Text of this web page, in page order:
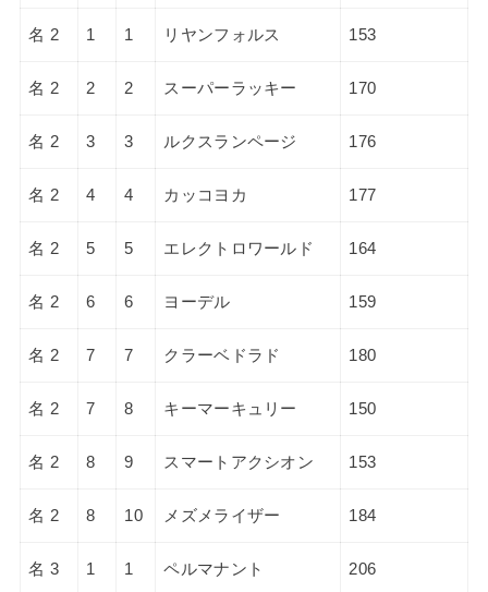
名 2 1 1 リヤンフォルス 153
名 2 2 2 スーパーラッキー 170
名 2 3 3 ルクスランページ 176
名 2 4 4 カッコヨカ 177
名 2 5 5 エレクトロワールド 164
名 2 6 6 ヨーデル 159
名 2 7 7 クラーベドラド 180
名 2 7 8 キーマーキュリー 150
名 2 8 9 スマートアクシオン 153
名 2 8 10 メズメライザー 184
名 3 1 1 ペルマナント 206